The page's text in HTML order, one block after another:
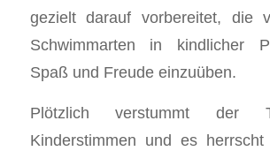
gezielt darauf vorbereitet, die
Schwimmarten in kindlicher
Spaß und Freude einzuüben.
Plötzlich verstummt der
Kinderstimmen und es